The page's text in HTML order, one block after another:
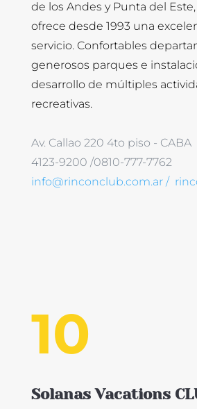
de los Andes y Punta del
ofrece desde 1993 una
servicio. Confortables
generosos parques e
desarrollo de múltiples
recreativas.
Av. Callao 220 4to piso -⁠ CABA
4123-⁠9200 /⁠0810-⁠777-⁠7762
info@rinconclub.com.ar /
10
Solanas Vacations